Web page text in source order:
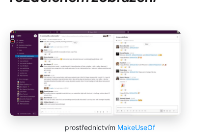
prostřednictvím MakeUseOf